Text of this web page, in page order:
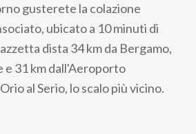
gusterete la colazione
ubicato a 10 minuti di
dista 34 km da Bergamo,
e 31 km dall'Aeroporto
al Serio, lo scalo più vicino.